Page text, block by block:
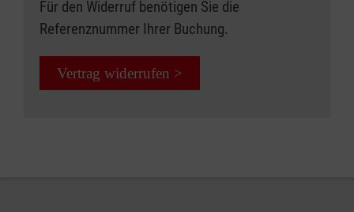
Für den Widerruf benötigen Sie die
Referenznummer Ihrer Buchung.
Vertrag widerrufen >